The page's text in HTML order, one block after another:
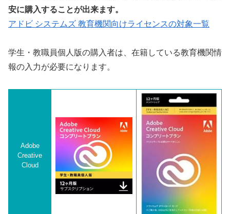
安に購入することが出来ます。
アドビ システムズ 教育機関向けライセンスの対象一覧
学生・教職員個人版の購入者は、在籍している教育機関情
報の入力が必要になります。
Adobe
Creative
Cloud